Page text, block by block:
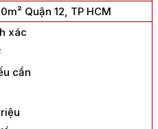
Quận 12, TP HCM
xác
cần